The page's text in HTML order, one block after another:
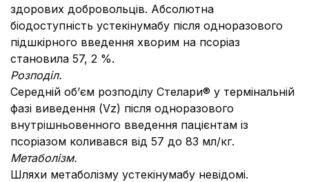
здорових добровольців. Абсолютна
біодоступність устекінумабу після одноразового
підшкірного введення хворим на псоріаз
становила 57, 2 %.
Розподіл.
Середній об’єм розподілу Стелари® у термінальній
фазі виведення (Vz) після одноразового
внутрішньовенного введення пацієнтам із
псоріазом коливався від 57 до 83 мл/кг.
Метаболізм.
Шляхи метаболізму устекінумабу невідомі.